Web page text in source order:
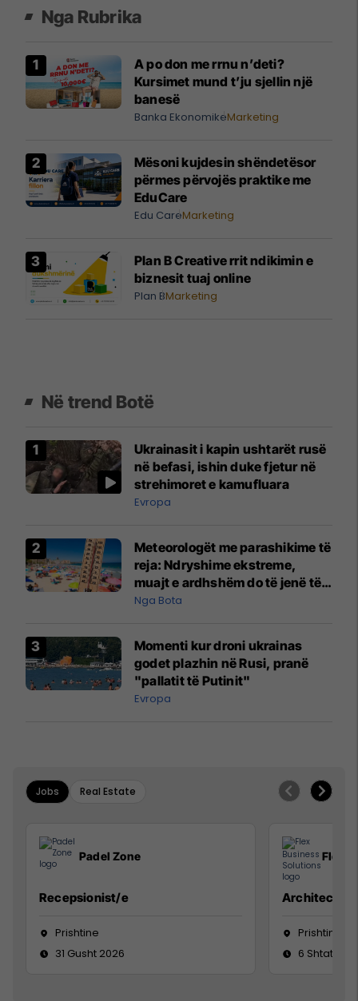
Nga Rubrika
A po don me rrnu n’deti?
Kursimet mund t’ju sjellin një
banesë
Banka EkonomikeMarketing
Mësoni kujdesin shëndetësor
përmes përvojës praktike me
EduCare
Edu CareMarketing
Plan B Creative rrit ndikimin e
biznesit tuaj online
Plan BMarketing
Në trend Botë
Ukrainasit i kapin ushtarët rusë
në befasi, ishin duke fjetur në
strehimoret e kamufluara
Evropa
Meteorologët me parashikime të
reja: Ndryshime ekstreme,
muajt e ardhshëm do të jenë të
pazakontë
Nga Bota
Momenti kur droni ukrainas
godet plazhin në Rusi, pranë
"pallatit të Putinit"
Evropa
Jobs Real Estate
Padel Zone
Recepsionist/e
Prishtine
31 Gusht 2026
Flex
Architect
Prishtinë
6 Shtator